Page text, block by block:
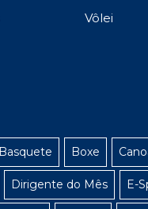
Vôlei
Basquete Boxe
Dirigente do Mês E-